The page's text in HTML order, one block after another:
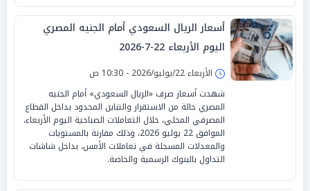
أسعار الريال السعودي أمام الجنيه المصري
اليوم الأربعاء 22-7-2026
الأربعاء 22/يوليو/2026 - 10:30 ص
شهدت أسعار صرف «الريال السعودي» أمام الجنيه
المصري حالة من الاستقرار والتباين المحدود بداخل القطاع
المصرفي المحلي، خلال التعاملات الصباحية اليوم الأربعاء،
الموافق 22 يوليو 2026، وذلك مقارنة بالمستويات
والمعدلات المسجلة في تعاملات الأمس، بداخل شاشات
التداول بالبنوك الرسمية والخاصة.